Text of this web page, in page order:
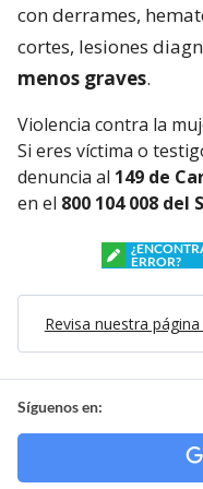
con derrames,
cortes, lesiones
menos graves.
Violencia contra la
Si eres víctima o
denuncia al 149 de
en el 800 104 008 del
ERROR?
Revisa nuestra
Síguenos en: